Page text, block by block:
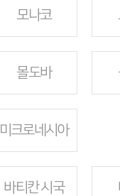
모나코
몰도바
미크로네시아
바티칸 시국